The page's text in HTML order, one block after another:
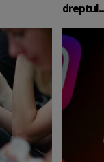
dreptul...